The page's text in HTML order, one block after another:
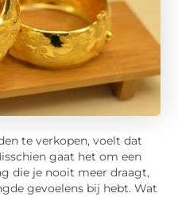
te verkopen, voelt dat
gaat het om een
die je nooit meer draagt,
gevoelens bij hebt. Wat